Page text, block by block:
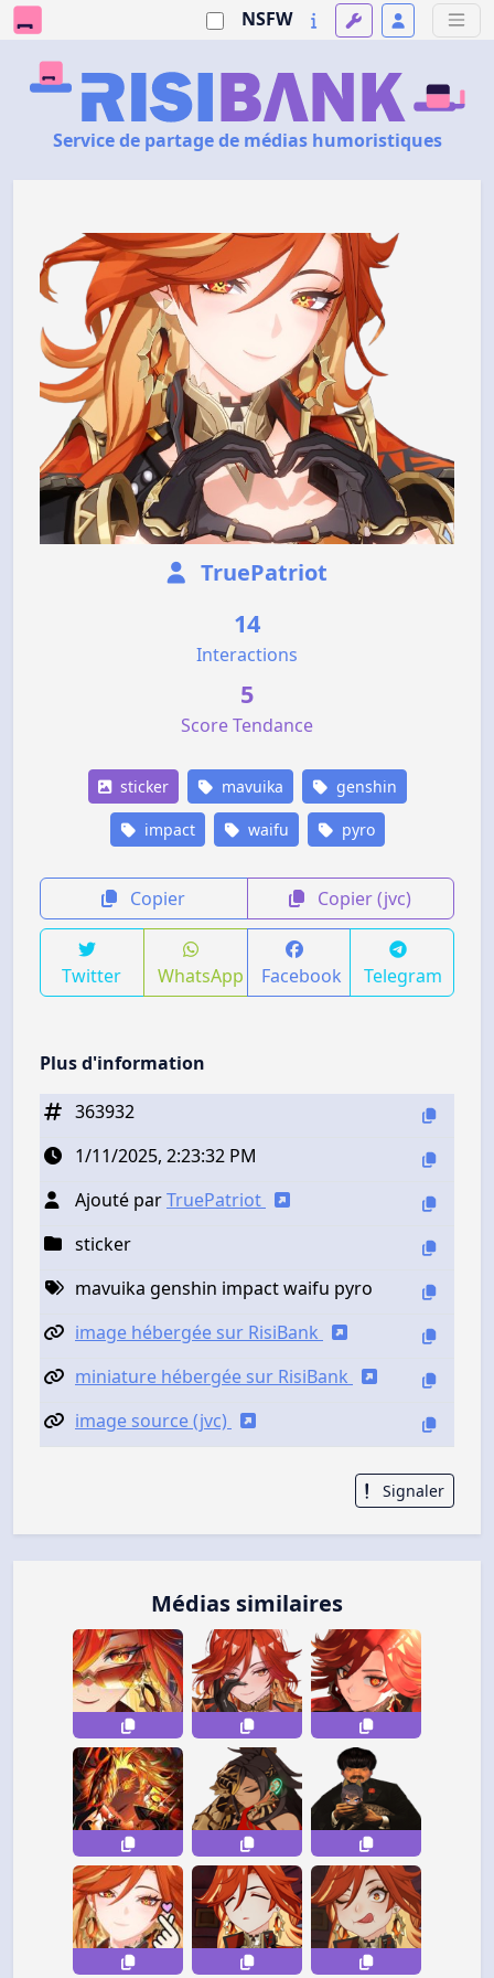
NSFW
Service de partage de médias humoristiques
TruePatriot
14
Interactions
5
Score Tendance
sticker mavuika genshin
impact waifu pyro
Copier Copier (jvc)
Twitter WhatsApp Facebook Telegram
Plus d'information
363932
1/11/2025, 2:23:32 PM
Ajouté parTruePatriot
sticker
mavuika genshin impact waifu pyro
image hébergée sur RisiBank
miniature hébergée sur RisiBank
image source (jvc)
Signaler
Médias similaires